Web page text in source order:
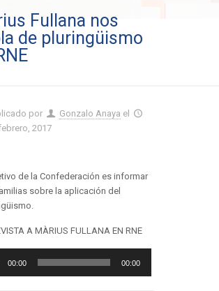
Fullana nos
de pluringüismo
por Gonzalo Anaya el
2017
de la Confederación es informar
sobre la aplicación del
A MÀRIUS FULLANA EN RNE
00:00 00:00